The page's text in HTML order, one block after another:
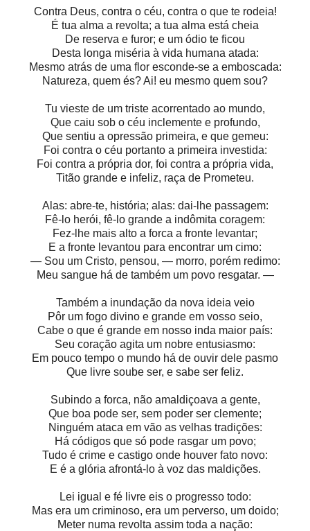
Contra Deus, contra o céu, contra o que te rodeia!
É tua alma a revolta; a tua alma está cheia
De reserva e furor; e um ódio te ficou
Desta longa miséria à vida humana atada:
Mesmo atrás de uma flor esconde-se a emboscada:
Natureza, quem és? Ai! eu mesmo quem sou?
Tu vieste de um triste acorrentado ao mundo,
Que caiu sob o céu inclemente e profundo,
Que sentiu a opressão primeira, e que gemeu:
Foi contra o céu portanto a primeira investida:
Foi contra a própria dor, foi contra a própria vida,
Titão grande e infeliz, raça de Prometeu.
Alas: abre-te, história; alas: dai-lhe passagem:
Fê-lo herói, fê-lo grande a indômita coragem:
Fez-lhe mais alto a forca a fronte levantar;
E a fronte levantou para encontrar um cimo:
— Sou um Cristo, pensou, — morro, porém redimo:
Meu sangue há de também um povo resgatar. —
Também a inundação da nova ideia veio
Pôr um fogo divino e grande em vosso seio,
Cabe o que é grande em nosso inda maior país:
Seu coração agita um nobre entusiasmo:
Em pouco tempo o mundo há de ouvir dele pasmo
Que livre soube ser, e sabe ser feliz.
Subindo a forca, não amaldiçoava a gente,
Que boa pode ser, sem poder ser clemente;
Ninguém ataca em vão as velhas tradições:
Há códigos que só pode rasgar um povo;
Tudo é crime e castigo onde houver fato novo:
E é a glória afrontá-lo à voz das maldições.
Lei igual e fé livre eis o progresso todo:
Mas era um criminoso, era um perverso, um doido;
Meter numa revolta assim toda a nação: